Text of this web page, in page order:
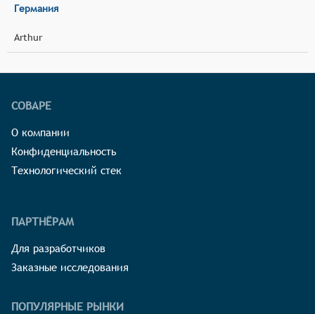
Германия
Arthur
СОВАРЕ
О компании
Конфиденциальность
Технологический стек
ПАРТНЁРАМ
Для разработчиков
Заказные исследования
ПОПУЛЯРНЫЕ РЫНКИ